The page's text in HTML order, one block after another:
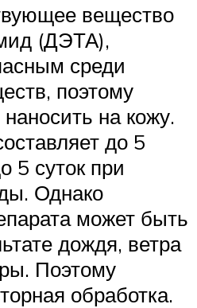
вещество
(ДЭТА),
среди
поэтому
на кожу.
до 5
5 суток при
Однако
может быть
дождя, ветра
Поэтому
обработка.